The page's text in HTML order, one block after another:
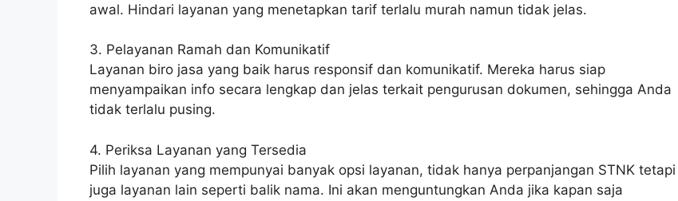
awal. Hindari layanan yang menetapkan tarif terlalu murah namun tidak jelas.
3. Pelayanan Ramah dan Komunikatif
Layanan biro jasa yang baik harus responsif dan komunikatif. Mereka harus siap
menyampaikan info secara lengkap dan jelas terkait pengurusan dokumen, sehingga Anda
tidak terlalu pusing.
4. Periksa Layanan yang Tersedia
Pilih layanan yang mempunyai banyak opsi layanan, tidak hanya perpanjangan STNK tetapi
juga layanan lain seperti balik nama. Ini akan menguntungkan Anda jika kapan saja